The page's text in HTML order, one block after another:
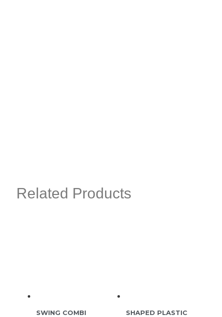
Related Products
SWING COMBI
SHAPED PLASTIC